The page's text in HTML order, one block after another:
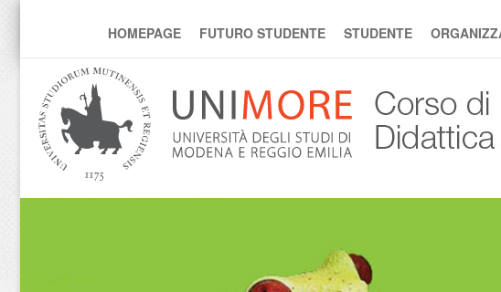
s4edu
HOMEPAGE FUTURO STUDENTE STUDENTE